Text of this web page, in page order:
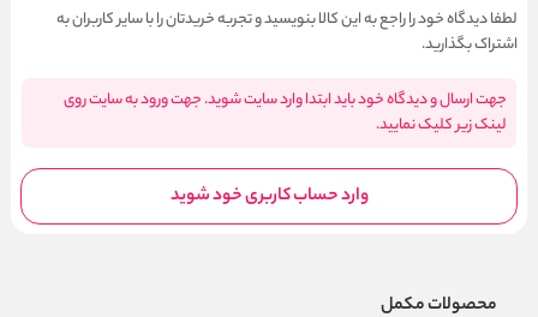
لطفا دیدگاه خود را راجع به این کالا بنویسید و تجربه خریدتان را با سایر کاربران به
اشتراک بگذارید.
جهت ارسال و دیدگاه خود باید ابتدا وارد سایت شوید. جهت ورود به سایت روی
لینک زیر کلیک نمایید.
وارد حساب کاربری خود شوید
محصولات مکمل